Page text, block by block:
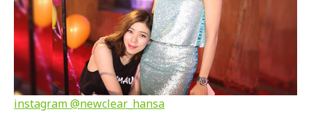
instagram @newclear_hansa